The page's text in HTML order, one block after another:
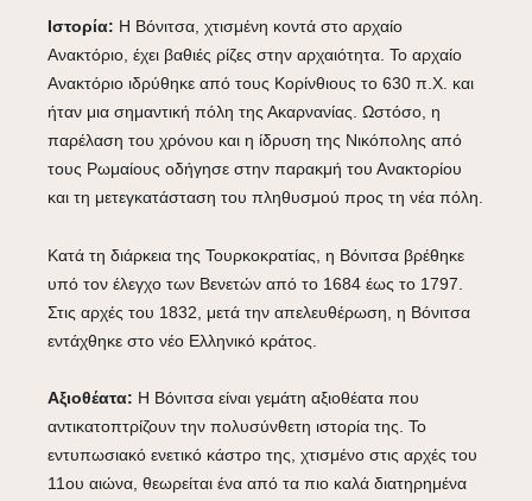
Ιστορία: Η Βόνιτσα, χτισμένη κοντά στο αρχαίο
Ανακτόριο, έχει βαθιές ρίζες στην αρχαιότητα. Το αρχαίο
Ανακτόριο ιδρύθηκε από τους Κορίνθιους το 630 π.Χ. και
ήταν μια σημαντική πόλη της Ακαρνανίας. Ωστόσο, η
παρέλαση του χρόνου και η ίδρυση της Νικόπολης από
τους Ρωμαίους οδήγησε στην παρακμή του Ανακτορίου
και τη μετεγκατάσταση του πληθυσμού προς τη νέα πόλη.
Κατά τη διάρκεια της Τουρκοκρατίας, η Βόνιτσα βρέθηκε
υπό τον έλεγχο των Βενετών από το 1684 έως το 1797.
Στις αρχές του 1832, μετά την απελευθέρωση, η Βόνιτσα
εντάχθηκε στο νέο Ελληνικό κράτος.
Αξιοθέατα: Η Βόνιτσα είναι γεμάτη αξιοθέατα που
αντικατοπτρίζουν την πολυσύνθετη ιστορία της. Το
εντυπωσιακό ενετικό κάστρο της, χτισμένο στις αρχές του
11ου αιώνα, θεωρείται ένα από τα πιο καλά διατηρημένα